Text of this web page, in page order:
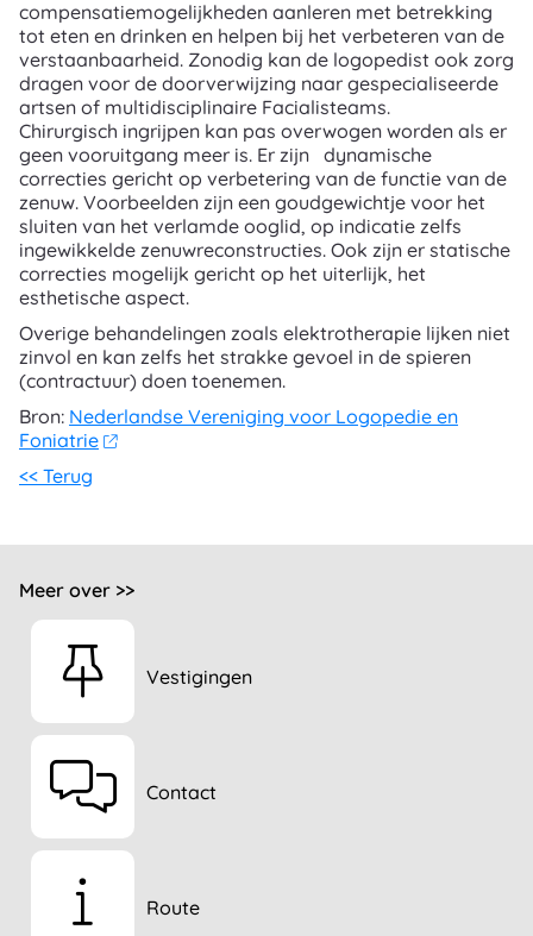
compensatiemogelijkheden aanleren met betrekking
tot eten en drinken en helpen bij het verbeteren van de
verstaanbaarheid. Zonodig kan de logopedist ook zorg
dragen voor de doorverwijzing naar gespecialiseerde
artsen of multidisciplinaire Facialisteams.
Chirurgisch ingrijpen kan pas overwogen worden als er
geen vooruitgang meer is. Er zijn dynamische
correcties gericht op verbetering van de functie van de
zenuw. Voorbeelden zijn een goudgewichtje voor het
sluiten van het verlamde ooglid, op indicatie zelfs
ingewikkelde zenuwreconstructies. Ook zijn er statische
correcties mogelijk gericht op het uiterlijk, het
esthetische aspect.
Overige behandelingen zoals elektrotherapie lijken niet
zinvol en kan zelfs het strakke gevoel in de spieren
(contractuur) doen toenemen.
Bron: Nederlandse Vereniging voor Logopedie en
Foniatrie
<< Terug
Meer over >>
Vestigingen
Contact
Route